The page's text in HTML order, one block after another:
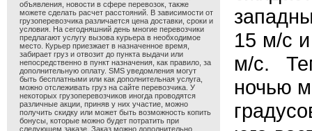
объявления, новости в сфере перевозок, также
можете сделать расчет расстояний. В зависимости от
грузоперевозчика различается цена доставки, сроки и
условия. На сегодняшний день многие перевозчики
предлагают услугу вызова курьера в необходимое
место. Курьер приезжает в назначенное время,
забирает груз и отвозит до пункта выдачи или
непосредственно в пункт назначения, как правило, за
дополнительную оплату. SMS уведомления могут
быть бесплатными или как дополнительная услуга,
можно отслеживать груз на сайте перевозчика. У
некоторых грузоперевозчиков иногда проводятся
различные акции, приняв у них участие, можно
получить скидку или может быть возможность копить
бонусы, которые можно будет потратить при
следующем заказе. Заказ можно дополнительно
15 м/с
м/с.
ночью